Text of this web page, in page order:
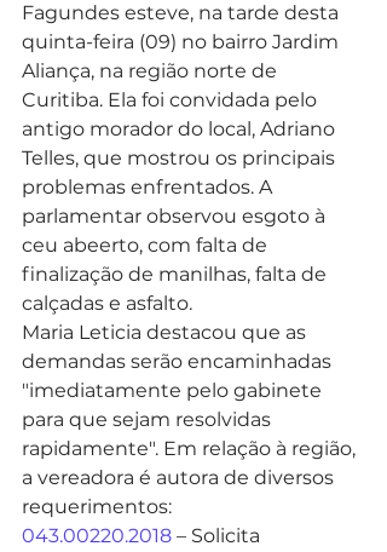
Fagundes esteve, na tarde desta
quinta-feira (09) no bairro Jardim
Aliança, na região norte de
Curitiba. Ela foi convidada pelo
antigo morador do local, Adriano
Telles, que mostrou os principais
problemas enfrentados. A
parlamentar observou esgoto à
ceu abeerto, com falta de
finalização de manilhas, falta de
calçadas e asfalto.
Maria Leticia destacou que as
demandas serão encaminhadas
"imediatamente pelo gabinete
para que sejam resolvidas
rapidamente". Em relação à região,
a vereadora é autora de diversos
requerimentos:
043.00220.2018 – Solicita